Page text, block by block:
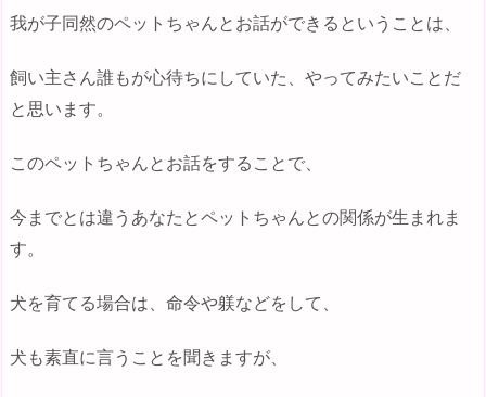
我が子同然のペットちゃんとお話ができるということは、
飼い主さん誰もが心待ちにしていた、やってみたいことだ
と思います。
このペットちゃんとお話をすることで、
今までとは違うあなたとペットちゃんとの関係が生まれま
す。
犬を育てる場合は、命令や躾などをして、
犬も素直に言うことを聞きますが、